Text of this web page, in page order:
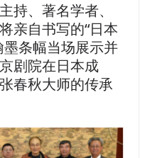
持、著名学者、
亲自书写的“日本
条幅当场展示并
剧院在日本成
春秋大师的传承